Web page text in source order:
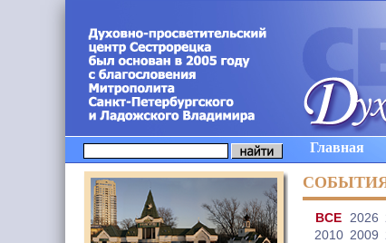
Главная
ВCE 2026
2010 2009